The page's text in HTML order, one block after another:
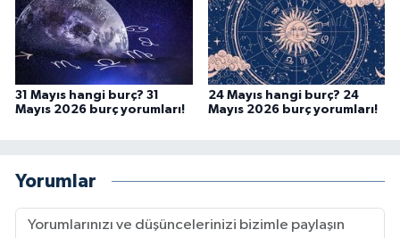
31 Mayıs hangi burç? 31
Mayıs 2026 burç yorumları!
24 Mayıs hangi burç? 24
Mayıs 2026 burç yorumları!
Yorumlar